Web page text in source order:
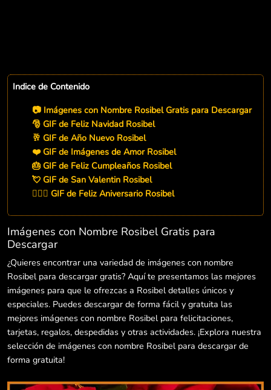
Indice de Contenido
📷 Imágenes con Nombre Rosibel Gratis para Descargar
🎅 GIF de Feliz Navidad Rosibel
🥂 GIF de Año Nuevo Rosibel
❤️ GIF de Imágenes de Amor Rosibel
🎂 GIF de Feliz Cumpleaños Rosibel
💘 GIF de San Valentin Rosibel
👨‍❤️‍👨 GIF de Feliz Aniversario Rosibel
Imágenes con Nombre Rosibel Gratis para
Descargar
¿Quieres encontrar una variedad de imágenes con nombre
Rosibel para descargar gratis? Aquí te presentamos las mejores
imágenes para que le ofrezcas a Rosibel detalles únicos y
especiales. Puedes descargar de forma fácil y gratuita las
mejores imágenes con nombre Rosibel para felicitaciones,
tarjetas, regalos, despedidas y otras actividades. ¡Explora nuestra
selección de imágenes con nombre Rosibel para descargar de
forma gratuita!